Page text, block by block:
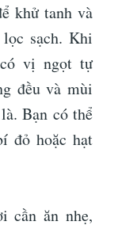
khử tanh và
sạch. Khi
vị ngọt tự
đều và mùi
Bạn có thể
đỏ hoặc hạt
cần ăn nhẹ,